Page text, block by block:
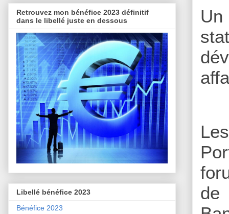
Un
de
Retrouvez mon bénéfice 2023 définitif
dans le libellé juste en dessous
Libellé bénéfice 2023
Bénéfice 2023